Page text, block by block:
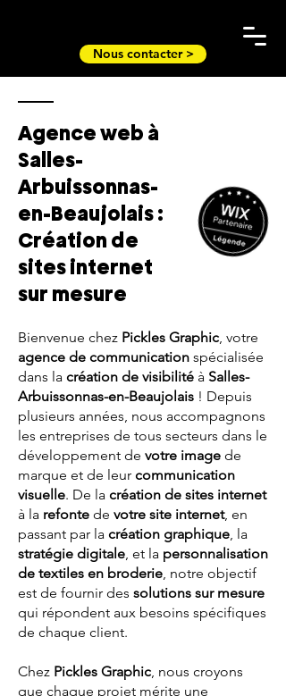
Nous contacter >
Agence web à
Salles-
Arbuissonnas-
en-Beaujolais :
Création de
sites internet
sur mesure
Bienvenue chez Pickles Graphic, votre
agence de communication spécialisée
dans la création de visibilité à Salles-
Arbuissonnas-en-Beaujolais ! Depuis
plusieurs années, nous accompagnons
les entreprises de tous secteurs dans le
développement de votre image de
marque et de leur communication
visuelle. De la création de sites internet
à la refonte de votre site internet, en
passant par la création graphique, la
stratégie digitale, et la personnalisation
de textiles en broderie, notre objectif
est de fournir des solutions sur mesure
qui répondent aux besoins spécifiques
de chaque client.
Chez Pickles Graphic, nous croyons
que chaque projet mérite une